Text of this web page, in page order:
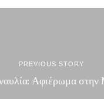
PREVIOUS STORY
Αφιέρωμα